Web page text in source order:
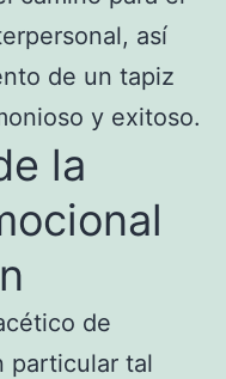
así
de un tapiz
y exitoso.
la
de
particular tal